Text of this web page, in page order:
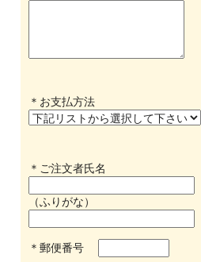
＊お支払方法
＊ご注文者氏名
（ふりがな）
＊郵便番号